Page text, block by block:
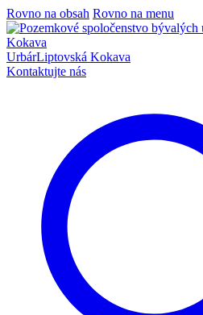
Rovno na obsah Rovno na menu
UrbárLiptovská Kokava
Kontaktujte nás